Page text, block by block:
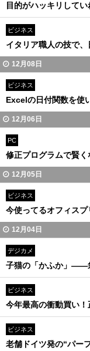
目的がハッキリして
ビジネス
イタリア職人の技で
12月08日
ビジネス
Excelの日付関数を使
12月06日
PC
修正プログラムで賢
12月05日
ビジネス
今使ってるオフィス
12月04日
デジカメ
子猫の「かふか」――
ビジネス
今年最高の衝動買い！
ビジネス
老舗ドイツ発の“パー